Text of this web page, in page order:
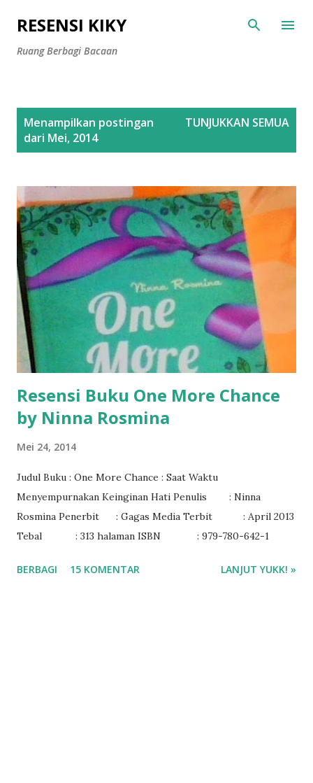
Langsung ke konten utama
RESENSI KIKY
Ruang Berbagi Bacaan
Menampilkan postingan
dari Mei, 2014
TUNJUKKAN SEMUA
Resensi Buku One More Chance
by Ninna Rosmina
Mei 24, 2014
Judul Buku : One More Chance : Saat Waktu
Menyempurnakan Keinginan Hati Penulis : Ninna
Rosmina Penerbit : Gagas Media Terbit : April 2013
Tebal : 313 halaman ISBN : 979-780-642-1
BERBAGI 15 KOMENTAR LANJUT YUKK! »